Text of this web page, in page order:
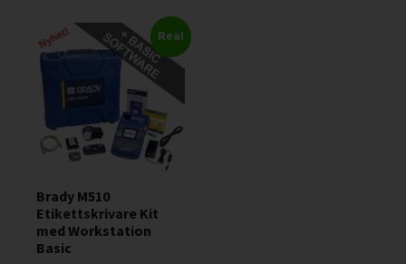
Rea!
Brady M510
Etikettskrivare Kit
med Workstation
Basic